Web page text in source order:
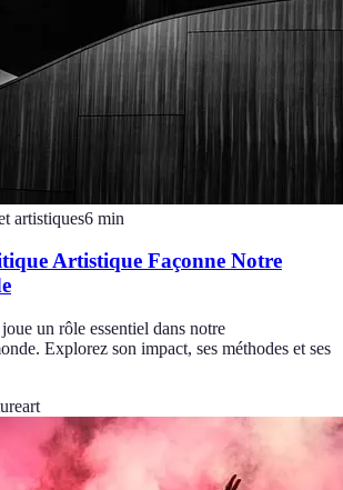
artistiques6 min
Artistique Façonne Notre
un rôle essentiel dans notre
Explorez son impact, ses méthodes et ses
art